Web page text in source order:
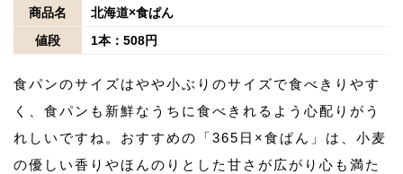
商品名
北海道×食ぱん
値段
1本：508円
食パンのサイズはやや小ぶりのサイズで食べきりやす
く、食パンも新鮮なうちに食べきれるよう心配りがう
れしいですね。おすすめの「365日×食ぱん」は、小麦
の優しい香りやほんのりとした甘さが広がり心も満た